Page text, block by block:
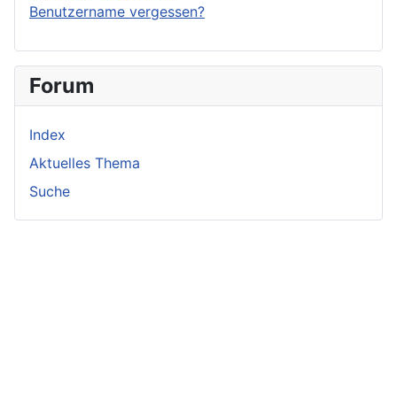
Benutzername vergessen?
Forum
Index
Aktuelles Thema
Suche